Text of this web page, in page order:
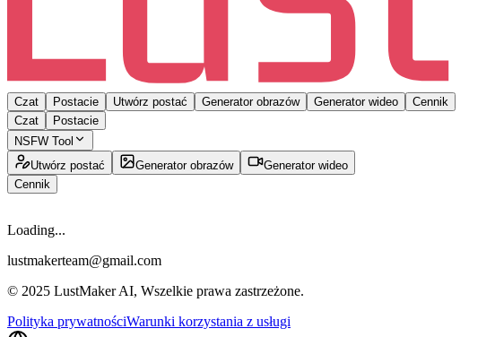
Czat Postacie Utwórz postać Generator obrazów Generator wideo
Cennik
Czat
Postacie
NSFW Tool
Utwórz postać
Generator obrazów
Generator wideo
Cennik
Loading...
lustmakerteam@gmail.com
© 2025 LustMaker AI, Wszelkie prawa zastrzeżone.
Polityka prywatnościWarunki korzystania z usługi